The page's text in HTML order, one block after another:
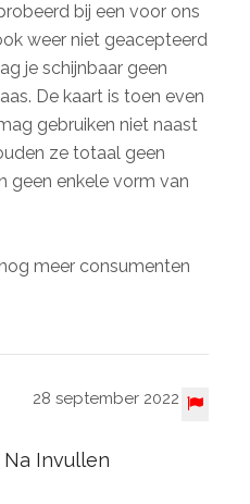
bij een voor ons
weer niet geacepteerd
je schijnbaar geen
De kaart is toen even
gebruiken niet naast
ze totaal geen
geen enkele vorm van
meer consumenten
28 september 2022
Invullen